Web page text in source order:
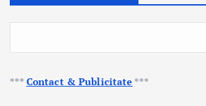
*** Contact & Publicitate ***